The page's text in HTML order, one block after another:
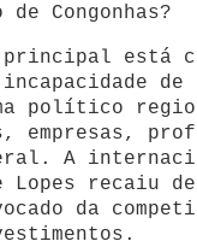
Congonhas?
principal está
político
empresas,
A
Lopes recaiu
da